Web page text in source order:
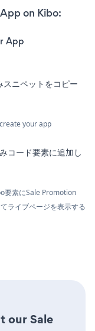
on Kibo:
App
ニペットをコピー
your app
コード要素に追加し
要素にSale Promotion
ライブページを表示する
our Sale